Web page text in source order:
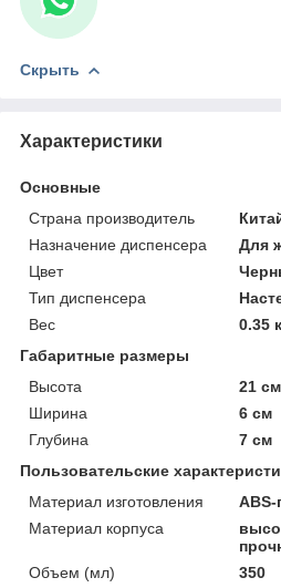
Скрыть
Характеристики
Основные
Страна производитель
Назначение диспенсера
Для
Цвет
Тип диспенсера
Вес
0.35
Габаритные размеры
Высота
21 см
Ширина
6 см
Глубина
7 см
Пользовательские
Материал изготовления
ABS-
Материал корпуса
Объем (мл)
350